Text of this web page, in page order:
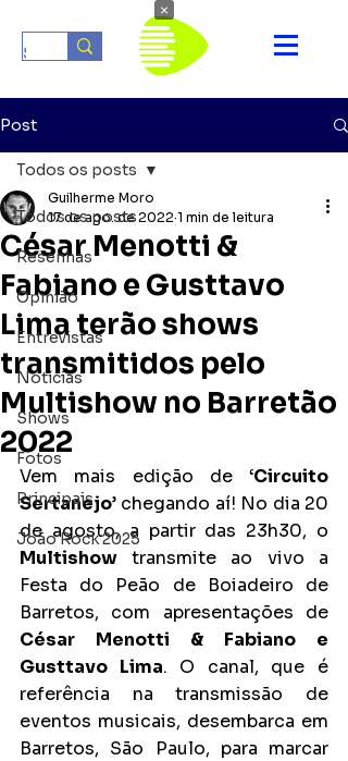
Post
Todos os posts
Resenhas
Opinião
Entrevistas
Notícias
Shows
Fotos
Principais
João Rock 2025
Todos os posts
César Menotti &
Fabiano e Gusttavo
Lima terão shows
transmitidos pelo
Multishow no Barretão
2022
Guilherme Moro
17 de ago. de 2022 1 min de leitura
Vem mais edição de ‘Circuito
Sertanejo’ chegando aí! No dia 20
Multishow transmite ao vivo a
Festa do Peão de Boiadeiro de
César Menotti & Fabiano e
Gusttavo Lima. O canal, que é
referência na transmissão de
eventos musicais, desembarca em
Barretos, São Paulo, para marcar
×